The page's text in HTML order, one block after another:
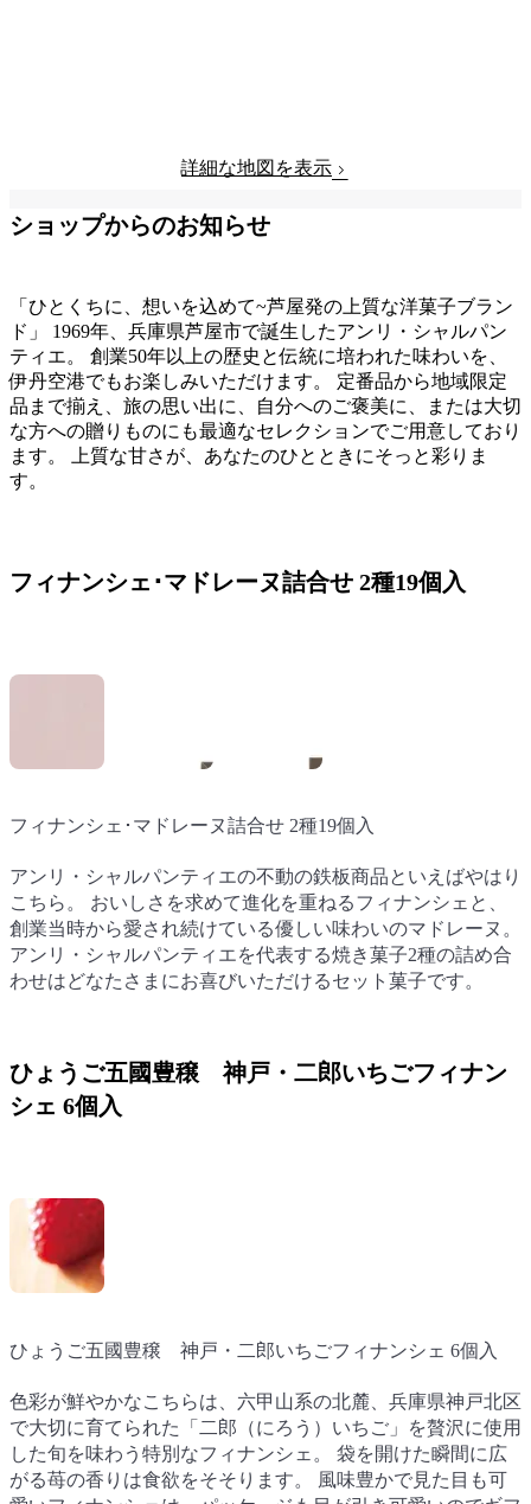
詳細な地図を表示
ショップからのお知らせ
「ひとくちに、想いを込めて~芦屋発の上質な洋菓子ブラン
ド」 1969年、兵庫県芦屋市で誕生したアンリ・シャルパン
ティエ。 創業50年以上の歴史と伝統に培われた味わいを、
伊丹空港でもお楽しみいただけます。 定番品から地域限定
品まで揃え、旅の思い出に、自分へのご褒美に、または大切
な方への贈りものにも最適なセレクションでご用意しており
ます。 上質な甘さが、あなたのひとときにそっと彩りま
す。
フィナンシェ･マドレーヌ詰合せ 2種19個入
フィナンシェ･マドレーヌ詰合せ 2種19個入
アンリ・シャルパンティエの不動の鉄板商品といえばやはり
こちら。 おいしさを求めて進化を重ねるフィナンシェと、
創業当時から愛され続けている優しい味わいのマドレーヌ。
アンリ・シャルパンティエを代表する焼き菓子2種の詰め合
わせはどなたさまにお喜びいただけるセット菓子です。
フィナンシェ･マドレーヌ詰合せ 2種19個入
アンリ・シャルパンティエの不動の鉄板商品といえばやはり
こちら。 おいしさを求めて進化を重ねるフィナンシェと、
創業当時から愛され続けている優しい味わいのマドレーヌ。
アンリ・シャルパンティエを代表する焼き菓子2種の詰め合
わせはどなたさまにお喜びいただけるセット菓子です。
フィナンシェ･マドレーヌ詰合せ 2種19個入
アンリ・シャルパンティエの不動の鉄板商品といえばやはり
こちら。 おいしさを求めて進化を重ねるフィナンシェと、
創業当時から愛され続けている優しい味わいのマドレーヌ。
アンリ・シャルパンティエを代表する焼き菓子2種の詰め合
わせはどなたさまにお喜びいただけるセット菓子です。
ひょうご五國豊穣 神戸・二郎いちごフィナン
シェ 6個入
ひょうご五國豊穣 神戸・二郎いちごフィナンシェ 6個入
色彩が鮮やかなこちらは、六甲山系の北麓、兵庫県神戸北区
で大切に育てられた「二郎（にろう）いちご」を贅沢に使用
した旬を味わう特別なフィナンシェ。 袋を開けた瞬間に広
がる苺の香りは食欲をそそります。 風味豊かで見た目も可
ひょうご五國豊穣 神戸・二郎いちごフィナンシェ 6個入
色彩が鮮やかなこちらは、六甲山系の北麓、兵庫県神戸北区
で大切に育てられた「二郎（にろう）いちご」を贅沢に使用
した旬を味わう特別なフィナンシェ。 袋を開けた瞬間に広
がる苺の香りは食欲をそそります。 風味豊かで見た目も可